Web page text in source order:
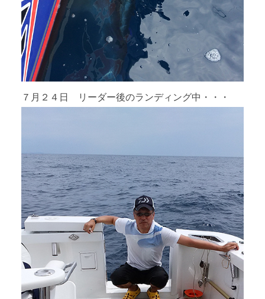
７月２４日 リーダー後のランディング中・・・